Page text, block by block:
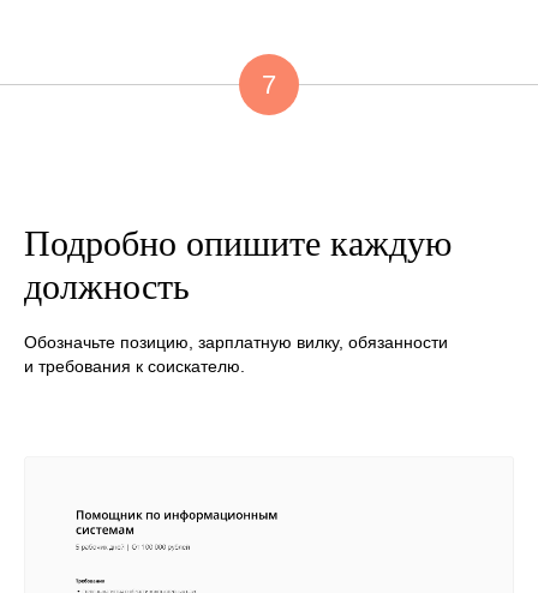
7
Подробно опишите каждую
должность
Обозначьте позицию, зарплатную вилку, обязанности
и требования к соискателю.